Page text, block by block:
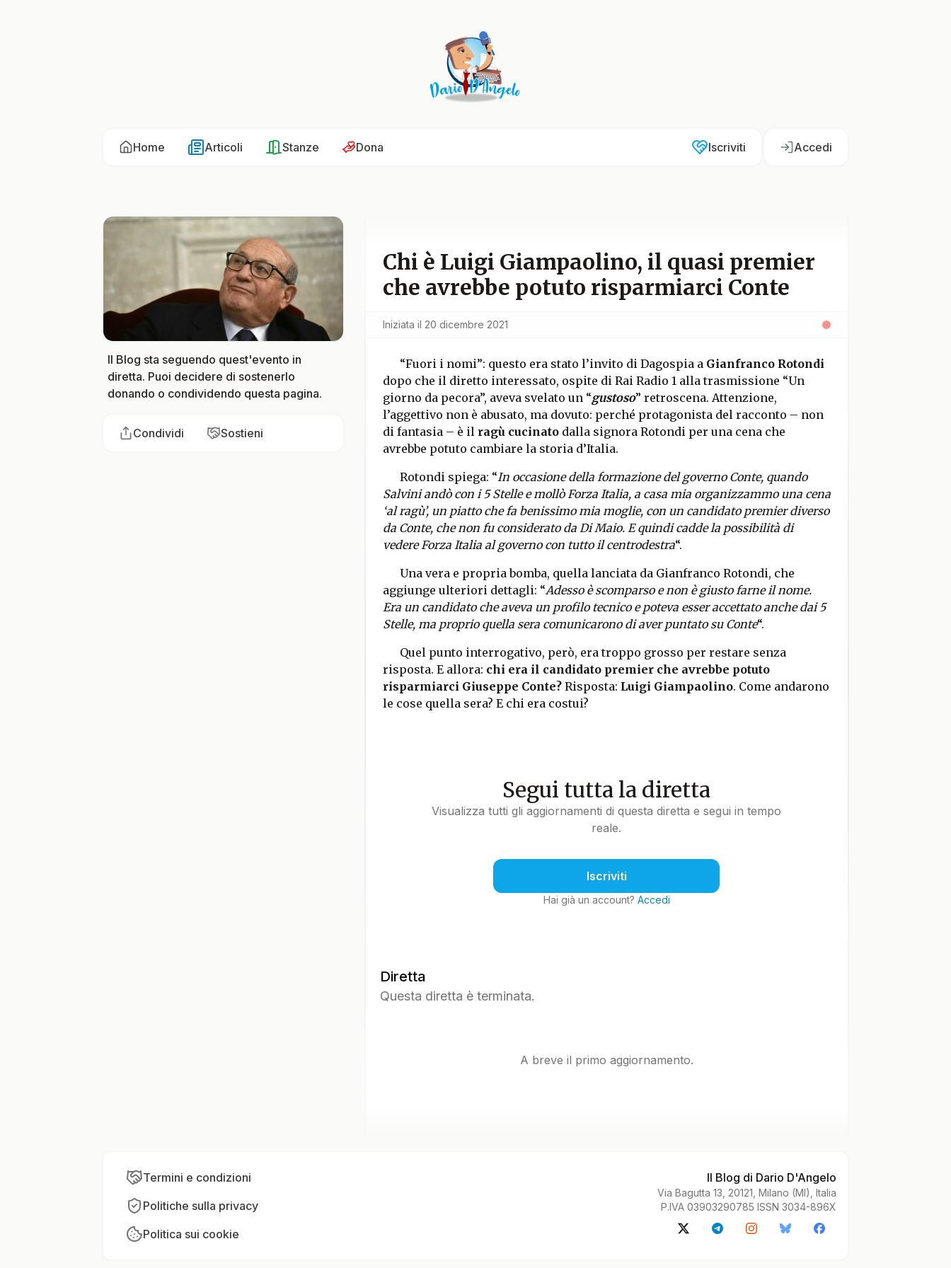
Home Articoli Stanze Dona Iscriviti Accedi
Il Blog sta seguendo quest'evento in
diretta. Puoi decidere di sostenerlo
donando o condividendo questa pagina.
Condividi Sostieni
Chi è Luigi Giampaolino, il quasi premier
che avrebbe potuto risparmiarci Conte
Iniziata il 20 dicembre 2021
“Fuori i nomi”: questo era stato l’invito di Dagospia a Gianfranco Rotondi
dopo che il diretto interessato, ospite di Rai Radio 1 alla trasmissione “Un
giorno da pecora”, aveva svelato un “gustoso” retroscena. Attenzione,
l’aggettivo non è abusato, ma dovuto: perché protagonista del racconto – non
di fantasia – è ilragù cucinatodalla signora Rotondi per una cena che
avrebbe potuto cambiare la storia d’Italia.
Rotondi spiega: “In occasione della formazione del governo Conte, quando
Salvini andò con i 5 Stelle e mollò Forza Italia, a casa mia organizzammo una cena
‘al ragù’, un piatto che fa benissimo mia moglie, con un candidato premier diverso
da Conte, che non fu considerato da Di Maio. E quindi cadde la possibilità di
vedere Forza Italia al governo con tutto il centrodestra“.
Una vera e propria bomba, quella lanciata da Gianfranco Rotondi, che
aggiunge ulteriori dettagli: “Adesso è scomparso e non è giusto farne il nome.
Era un candidato che aveva un profilo tecnico e poteva esser accettato anche dai 5
Stelle, ma proprio quella sera comunicarono di aver puntato su Conte“.
Quel punto interrogativo, però, era troppo grosso per restare senza
risposta. E allora: chi era il candidato premier che avrebbe potuto
risparmiarci Giuseppe Conte?Risposta: Luigi Giampaolino. Come andarono
le cose quella sera? E chi era costui?
Segui tutta la diretta
Visualizza tutti gli aggiornamenti di questa diretta e segui in tempo
reale.
Iscriviti
Hai già un account? Accedi
Diretta
Questa diretta è terminata.
A breve il primo aggiornamento.
Termini e condizioni
Politiche sulla privacy
Politica sui cookie
Il Blog di Dario D'Angelo
Via Bagutta 13, 20121, Milano (MI), Italia
P.IVA 03903290785 ISSN 3034-896X